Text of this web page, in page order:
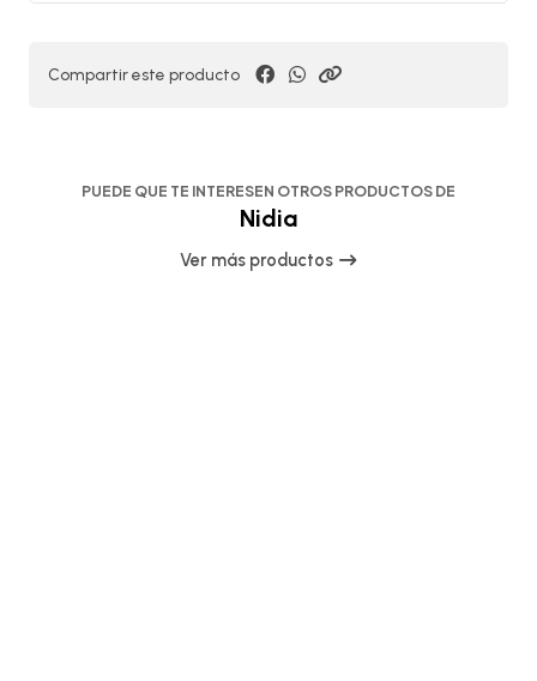
Compartir este producto
PUEDE QUE TE INTERESEN OTROS PRODUCTOS DE
Nidia
Ver más productos